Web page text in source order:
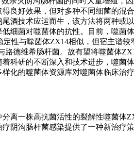
良好效果，但对多种不同细菌的混合
酒技术应运而生，该方法将两种或
细菌对噬菌体的抗性。目前，噬菌
性与噬菌体ZX14相似，但宿主谱较
路德维希肠杆菌。故有望将噬菌体
科研的不断深入和技术进步，噬菌
化的噬菌体资源库对噬菌体临床治
离一株高抗菌活性的裂解性噬菌体
阴沟肠杆菌感染提供了一种新治疗